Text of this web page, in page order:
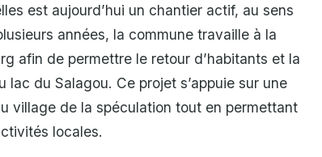
est aujourd’hui un chantier actif, au sens
années, la commune travaille à la
afin de permettre le retour d’habitants et la
du Salagou. Ce projet s’appuie sur une
village de la spéculation tout en permettant
locales.